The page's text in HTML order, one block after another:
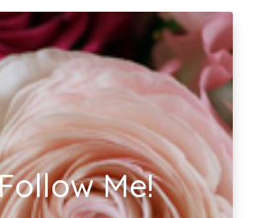
Me!